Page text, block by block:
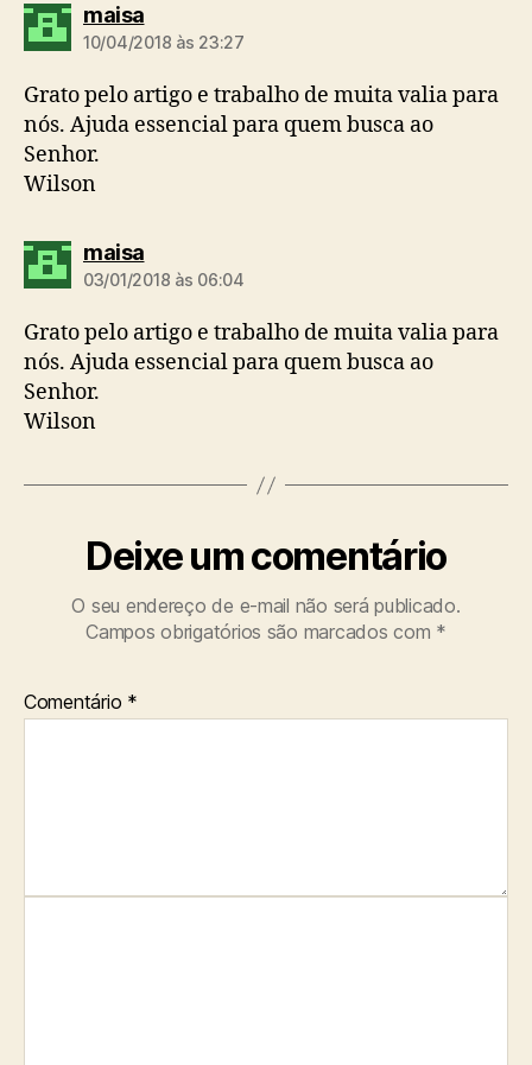
maisad
i
10/04/2018 às 23:27
Grato pelo artigo e trabalho de muita valia para
nós. Ajuda essencial para quem busca ao
Senhor.
Wilson
maisad
i
03/01/2018 às 06:04
Grato pelo artigo e trabalho de muita valia para
nós. Ajuda essencial para quem busca ao
Senhor.
Wilson
Deixe um comentário
O seu endereço de e-mail não será publicado.
Campos obrigatórios são marcados com *
Comentário *